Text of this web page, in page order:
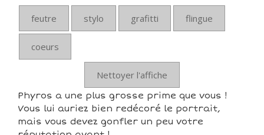
feutre stylo grafitti flingue
coeurs
Nettoyer l'affiche
Phyros a une plus grosse prime que vous !
Vous lui auriez bien redécoré le portrait,
mais vous devez gonfler un peu votre